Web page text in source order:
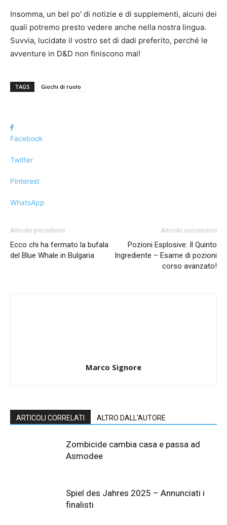
Insomma, un bel po' di notizie e di supplementi, alcuni dei
quali potremo presto vedere anche nella nostra lingua.
Suvvia, lucidate il vostro set di dadi preferito, perché le
avventure in D&D non finiscono mai!
TAGS Giochi di ruolo
Facebook
Twitter
Pinterest
WhatsApp
Articolo precedente
Ecco chi ha fermato la bufala
del Blue Whale in Bulgaria
Articolo successivo
Pozioni Esplosive: Il Quinto
Ingrediente – Esame di pozioni
corso avanzato!
Marco Signore
ARTICOLI CORRELATI ALTRO DALL'AUTORE
Zombicide cambia casa e passa ad
Asmodee
Spiel des Jahres 2025 – Annunciati i
finalisti